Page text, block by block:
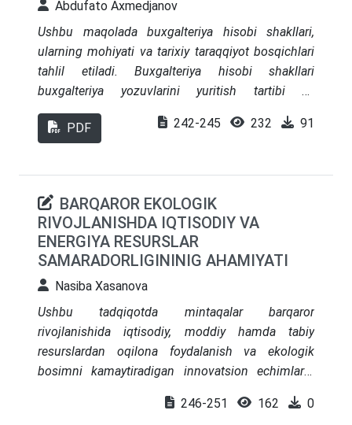
modellari va resurslarni taqsimlash
mexanizmlarini birlashtirishda muhim ahamiyat
kasb etmoqda. Tadqiqot boʻyicha natijalar shuni
koʻrsatadiki, taklif etilgan algoritm iqtisodiy
samaradorlik, likvidlikni baholash va investitsion
muhiti bilan bogʻliq moliyaviy risklarni kamaytiradi.
Abdufato Axmedjanov
Ushbu maqolada buxgalteriya hisobi shakllari,
ularning mohiyati va tarixiy taraqqiyot bosqichlari
tahlil etiladi. Buxgalteriya hisobi shakllari
buxgalteriya yozuvlarini yuritish tartibi va
texnologiyasining muayyan uslubidir. Tarixiy
jihatdan oddiy ro‘yxat shaklidan tortib, jurnal-
texnologiyalari ta’siri maqolada keng yoritilgan
PDF 242-245 232 91
BARQAROR EKOLOGIK
RIVOJLANISHDA IQTISODIY VA
ENERGIYA RESURSLAR
SAMARADORLIGININIG AHAMIYATI
Nasiba Xasanova
Ushbu tadqiqotda mintaqalar barqaror
rivojlanishida iqtisodiy, moddiy hamda tabiy
resurslardan oqilona foydalanish va ekologik
bosimni kamaytiradigan innovatsion echimlarni
Iqtisodiy resurs samaradorligini oshirish
246-251 162 0